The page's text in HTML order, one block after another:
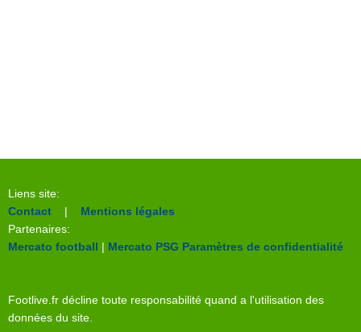
Liens site:
Contact | Mentions légales
Partenaires:
Mercato football | Mercato PSG Paramètres de confidentialité
Footlive.fr décline toute responsabilité quand a l'utilisation des
données du site.